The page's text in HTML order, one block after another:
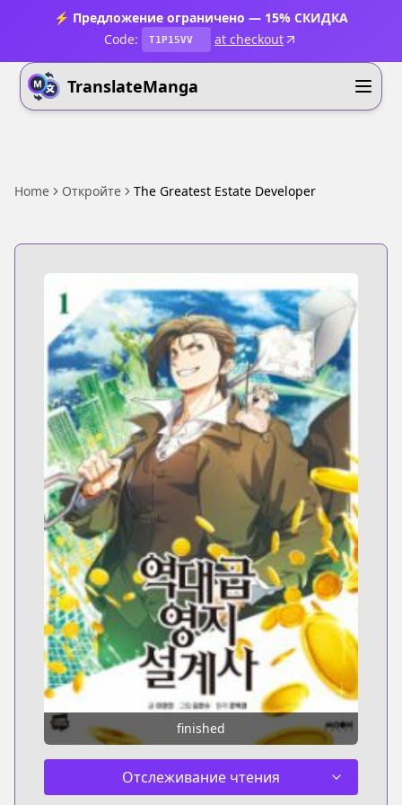
⚡ Предложение ограничено — 15% СКИДКА
Code:
T1P15VV at checkout
TranslateManga
Home Откройте The Greatest Estate Developer
finished
Отслеживание чтения